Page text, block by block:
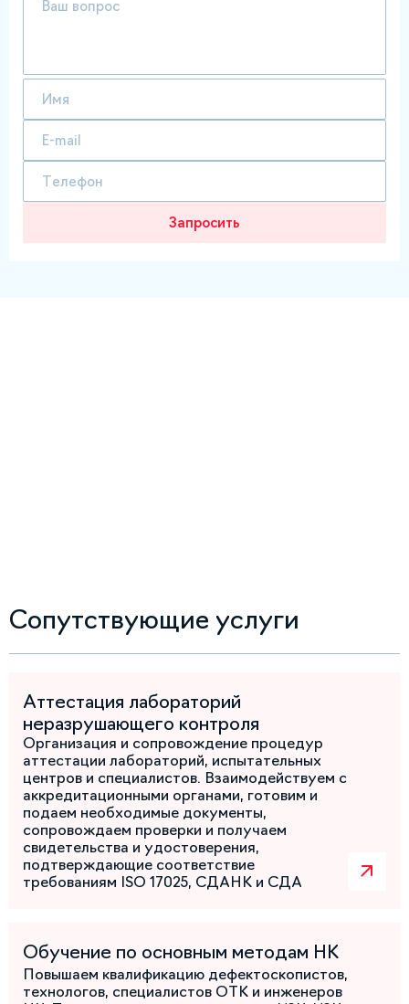
Запросить
Сопутствующие услуги
Аттестация лабораторий
неразрушающего контроля
Организация и сопровождение процедур
аттестации лабораторий, испытательных
центров и специалистов. Взаимодействуем с
аккредитационными органами, готовим и
подаем необходимые документы,
сопровождаем проверки и получаем
свидетельства и удостоверения,
подтверждающие соответствие
требованиям ISO 17025, СДАНК и СДА
Обучение по основным методам НК
Повышаем квалификацию дефектоскопистов,
технологов, специалистов ОТК и инженеров